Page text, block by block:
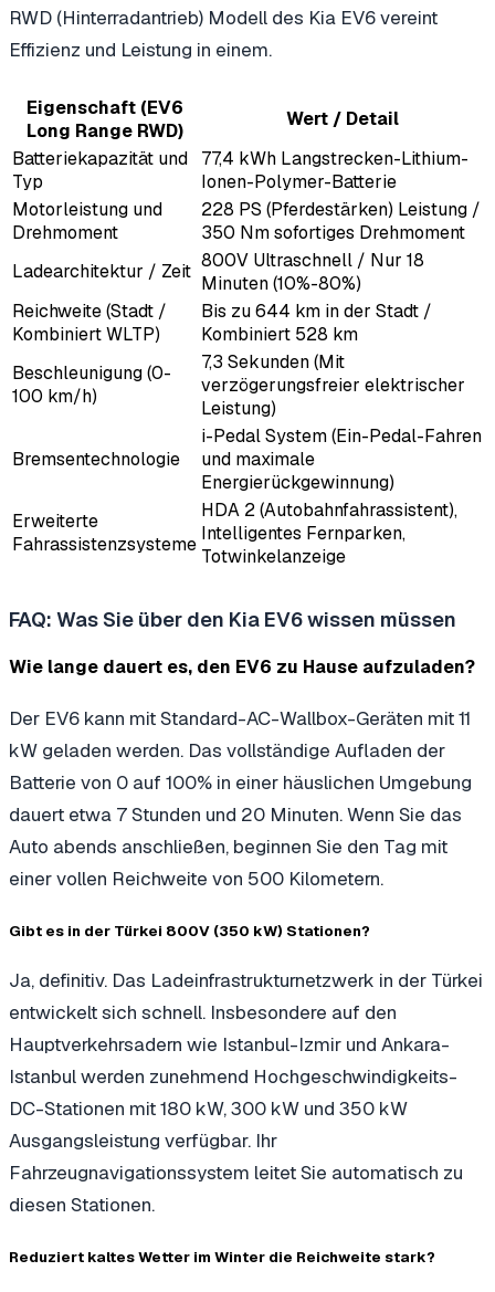
RWD (Hinterradantrieb) Modell des Kia EV6 vereint
Effizienz und Leistung in einem.
Eigenschaft (EV6
Long Range RWD)
Wert / Detail
Batteriekapazität und
Typ
77,4 kWh Langstrecken-Lithium-
Ionen-Polymer-Batterie
Motorleistung und
Drehmoment
228 PS (Pferdestärken) Leistung /
350 Nm sofortiges Drehmoment
Ladearchitektur / Zeit 800V Ultraschnell / Nur 18
Minuten (10%-80%)
Reichweite (Stadt /
Kombiniert WLTP)
Bis zu 644 km in der Stadt /
Kombiniert 528 km
Beschleunigung (0-
100 km/h)
7,3 Sekunden (Mit
verzögerungsfreier elektrischer
Leistung)
Bremsentechnologie
i-Pedal System (Ein-Pedal-Fahren
und maximale
Energierückgewinnung)
Erweiterte
Fahrassistenzsysteme
HDA 2 (Autobahnfahrassistent),
Intelligentes Fernparken,
Totwinkelanzeige
FAQ: Was Sie über den Kia EV6 wissen müssen
Wie lange dauert es, den EV6 zu Hause aufzuladen?
Der EV6 kann mit Standard-AC-Wallbox-Geräten mit 11
kW geladen werden. Das vollständige Aufladen der
Batterie von 0 auf 100% in einer häuslichen Umgebung
dauert etwa 7 Stunden und 20 Minuten. Wenn Sie das
Auto abends anschließen, beginnen Sie den Tag mit
einer vollen Reichweite von 500 Kilometern.
Gibt es in der Türkei 800V (350 kW) Stationen?
Ja, definitiv. Das Ladeinfrastrukturnetzwerk in der Türkei
entwickelt sich schnell. Insbesondere auf den
Hauptverkehrsadern wie Istanbul-Izmir und Ankara-
Istanbul werden zunehmend Hochgeschwindigkeits-
DC-Stationen mit 180 kW, 300 kW und 350 kW
Ausgangsleistung verfügbar. Ihr
Fahrzeugnavigationssystem leitet Sie automatisch zu
diesen Stationen.
Reduziert kaltes Wetter im Winter die Reichweite stark?